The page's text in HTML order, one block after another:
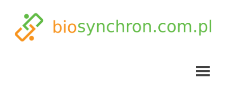
content